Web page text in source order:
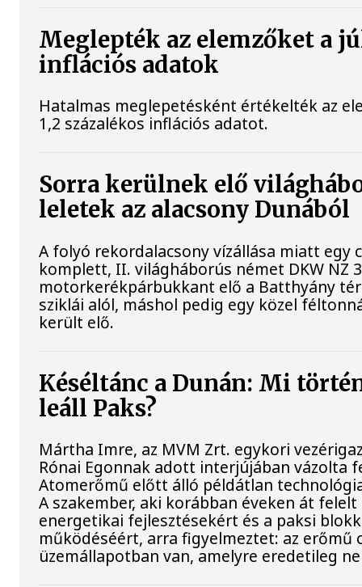
Meglepték az elemzőket a
inflációs adatok
Hatalmas meglepetésként értékelték az
1,2 százalékos inflációs adatot.
Sorra kerülnek elő
leletek az alacsony Dunából
A folyó rekordalacsony vízállása miatt egy
komplett, II. világháborús német DKW NZ
motorkerékpárbukkant elő a Batthyány
sziklái alól, máshol pedig egy közel
került elő.
Késéltánc a Dunán: Mi
leáll Paks?
Mártha Imre, az MVM Zrt. egykori
Rónai Egonnak adott interjújában vázolta
Atomerőmű előtt álló példátlan
A szakember, aki korábban éveken át felelt
energetikai fejlesztésekért és a paksi
működéséért, arra figyelmeztet: az erőmű
üzemállapotban van, amelyre eredetileg